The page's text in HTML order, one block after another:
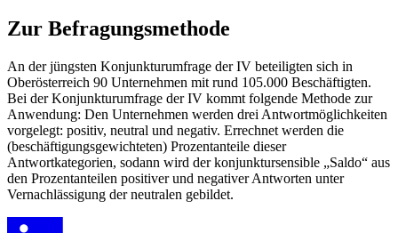
Zur Befragungsmethode
An der jüngsten Konjunkturumfrage der IV beteiligten sich in
Oberösterreich 90 Unternehmen mit rund 105.000 Beschäftigten.
Bei der Konjunkturumfrage der IV kommt folgende Methode zur
Anwendung: Den Unternehmen werden drei Antwortmöglichkeiten
vorgelegt: positiv, neutral und negativ. Errechnet werden die
(beschäftigungsgewichteten) Prozentanteile dieser
Antwortkategorien, sodann wird der konjunktursensible „Saldo“ aus
den Prozentanteilen positiver und negativer Antworten unter
Vernachlässigung der neutralen gebildet.